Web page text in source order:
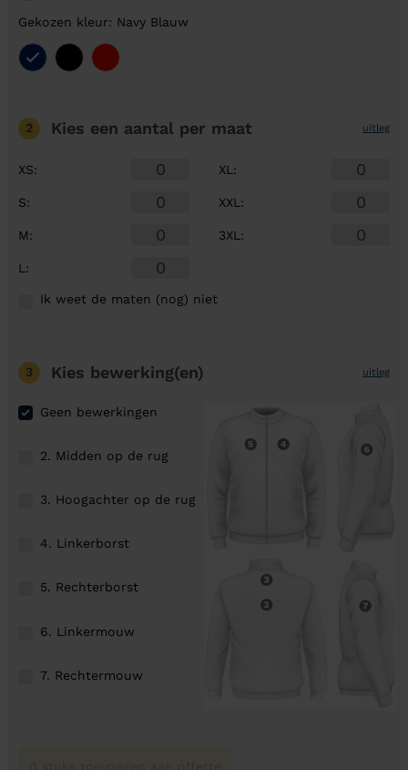
Gekozen kleur: Navy Blauw
2 Kies een aantal per maat uitleg
XS:
S:
M:
L :
XL :
XXL :
3XL :
Ik weet de maten (nog) niet
3 Kies bewerking(en) uitleg
Geen bewerkingen
2. Midden op de rug
3. Hoogachter op de rug
4. Linkerborst
5. Rechterborst
6. Linkermouw
7. Rechtermouw